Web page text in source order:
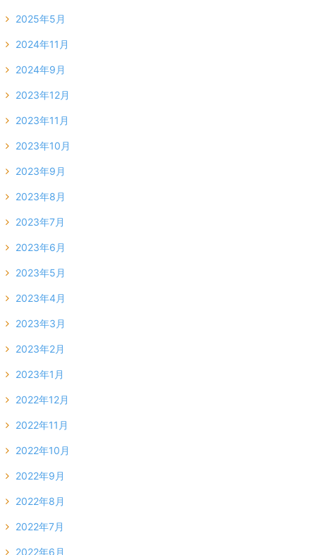
2025年5月
2024年11月
2024年9月
2023年12月
2023年11月
2023年10月
2023年9月
2023年8月
2023年7月
2023年6月
2023年5月
2023年4月
2023年3月
2023年2月
2023年1月
2022年12月
2022年11月
2022年10月
2022年9月
2022年8月
2022年7月
2022年6月